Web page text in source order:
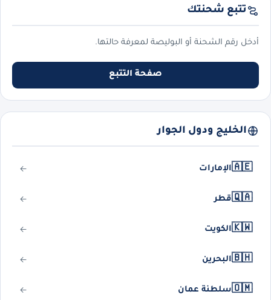
تتبع شحنتك
أدخل رقم الشحنة أو البوليصة لمعرفة حالتها.
صفحة التتبع
الخليج ودول الجوار
🇦🇪الإمارات
🇶🇦قطر
🇰🇼الكويت
🇧🇭البحرين
🇴🇲سلطنة عمان